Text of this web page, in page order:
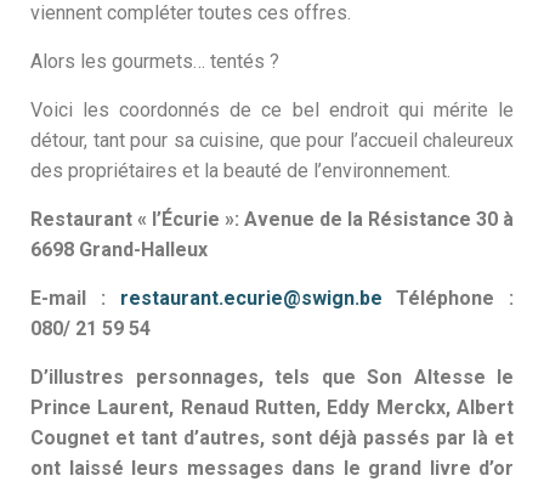
viennent compléter toutes ces offres.
Alors les gourmets… tentés ?
Voici les coordonnés de ce bel endroit qui mérite le
détour, tant pour sa cuisine, que pour l’accueil chaleureux
des propriétaires et la beauté de l’environnement.
Restaurant « l’Écurie »: Avenue de la Résistance 30 à
6698 Grand-Halleux
E-mail : restaurant.ecurie@swign.beTéléphone :
080/ 21 59 54
D’illustres personnages, tels que Son Altesse le
Prince Laurent, Renaud Rutten, Eddy Merckx, Albert
Cougnet et tant d’autres, sont déjà passés par là et
ont laissé leurs messages dans le grand livre d’or